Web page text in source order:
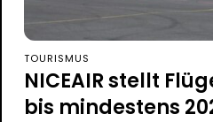
TOURISMUS
NICEAIR stellt
bis mindestens